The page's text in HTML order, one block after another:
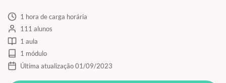
1 hora de carga horária
111 alunos
1 aula
1 módulo
Última atualização 01/09/2023